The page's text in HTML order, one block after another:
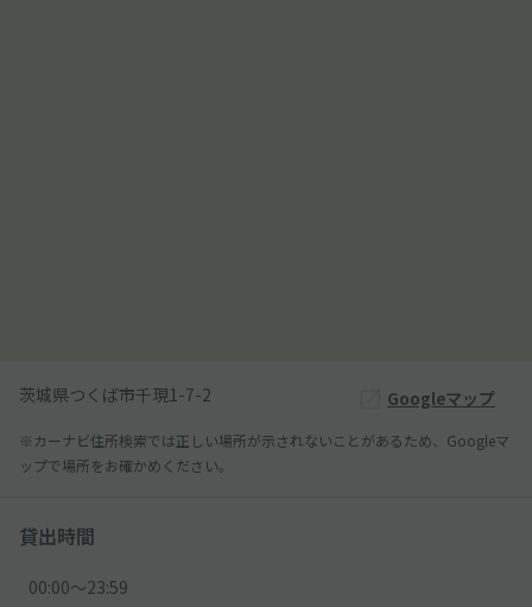
茨城県つくば市千現1-7-2 Googleマップ
※カーナビ住所検索では正しい場所が示されないことがあるため、Googleマ
ップで場所をお確かめください。
貸出時間
00:00〜23:59